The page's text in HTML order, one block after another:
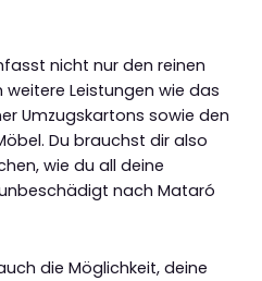
nicht nur den reinen
Leistungen wie das
Umzugskartons sowie den
Du brauchst dir also
wie du all deine
nach Mataró
die Möglichkeit, deine